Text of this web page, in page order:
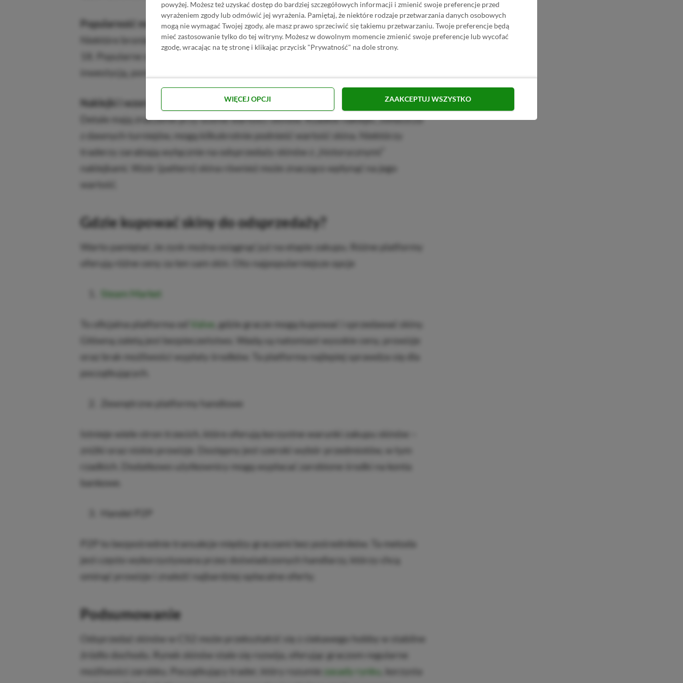
powyżej. Możesz też uzyskać dostęp do bardziej szczegółowych informacji i zmienić swoje preferencje przed
wyrażeniem zgody lub odmówić jej wyrażenia. Pamiętaj, że niektóre rodzaje przetwarzania danych osobowych
mogą nie wymagać Twojej zgody, ale masz prawo sprzeciwić się takiemu przetwarzaniu. Twoje preferencje będą
mieć zastosowanie tylko do tej witryny. Możesz w dowolnym momencie zmienić swoje preferencje lub wycofać
zgodę, wracając na tę stronę i klikając przycisk "Prywatność" na dole strony.
WIĘCEJ OPCJI ZAAKCEPTUJ WSZYSTKO
Popularność modelu broni
Niektóre bronie zawsze cieszą się popytem, np. AK-47, AWP, M4A4 czy Glock-
18. Popularne skiny do tych broni, takie jak Redline czy Asiimov, są dobrą
inwestycją, ponieważ łatwo je sprzedać, a ich cena rzadko mocno spada.
Naklejki i wzory
Detale mają znaczenie przy ocenie wartości skinów. Rzadkie naklejki, zwłaszcza
z dawnych turniejów, mogą kilkukrotnie podnieść wartość skina. Niektórzy
traderzy zarabiają wyłącznie na odsprzedaży skinów z „historycznymi”
naklejkami. Wzór (pattern) skina również może znacząco wpłynąć na jego
wartość.
Gdzie kupować skiny do odsprzedaży?
Warto pamiętać, że zysk można osiągnąć już na etapie zakupu. Różne platformy
oferują różne ceny za ten sam skin. Oto najpopularniejsze opcje
Steam Market
To oficjalna platforma od Valve , gdzie gracze mogą kupować i sprzedawać skiny.
Główną zaletą jest bezpieczeństwo. Wadą są natomiast wysokie ceny, prowizje
oraz brak możliwości wypłaty środków. Ta platforma najlepiej sprawdza się dla
początkujących.
Zewnętrzne platformy handlowe
Istnieje wiele stron trzecich, które oferują korzystne warunki zakupu skinów –
zniżki oraz niskie prowizje. Dostępny jest szeroki wybór przedmiotów, w tym
rzadkich. Dodatkowo użytkownicy mogą wypłacać zarobione środki na konta
bankowe.
Handel P2P
P2P to bezpośrednie transakcje między graczami bez pośredników. Ta metoda
jest często wykorzystywana przez doświadczonych handlarzy, którzy chcą
ominąć prowizje i znaleźć najbardziej opłacalne oferty.
Podsumowanie
Odsprzedaż skinów w CS2 może przekształcić się z ciekawego hobby w stabilne
źródło dochodu. Rynek skinów stale się rozwija, oferując graczom regularne
możliwości zarobku. Początkujący trader, który rozumie
zasady rynku
, korzysta